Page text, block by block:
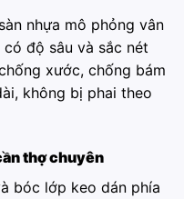
nhựa mô phỏng vân
độ sâu và sắc nét
xước, chống bám
không bị phai theo
thợ chuyên
bóc lớp keo dán phía